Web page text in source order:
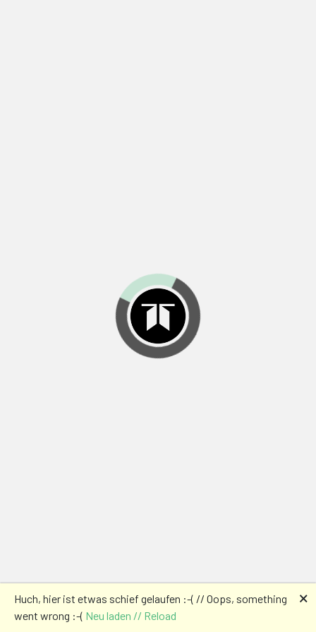
Huch, hier ist etwas schief gelaufen :-( // Oops, something
went wrong :-( Neu laden // Reload
🗙